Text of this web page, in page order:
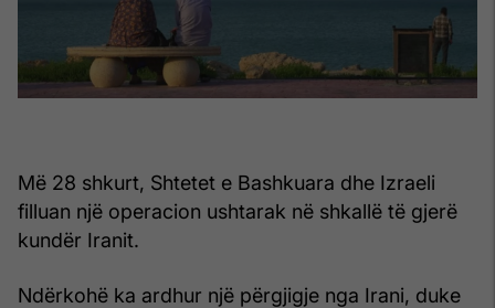
Më 28 shkurt, Shtetet e Bashkuara dhe Izraeli
filluan një operacion ushtarak në shkallë të gjerë
kundër Iranit.
Ndërkohë ka ardhur një përgjigje nga Irani, duke